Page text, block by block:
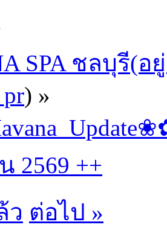
SPA ชลบุรี(
) »
2569 ++
ว ต่อไป »